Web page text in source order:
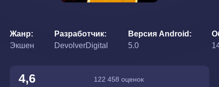
Жанр
Экшен
Разработчик
DevolverDigital
Версия Android
5.0
4,6 122 458 оценок